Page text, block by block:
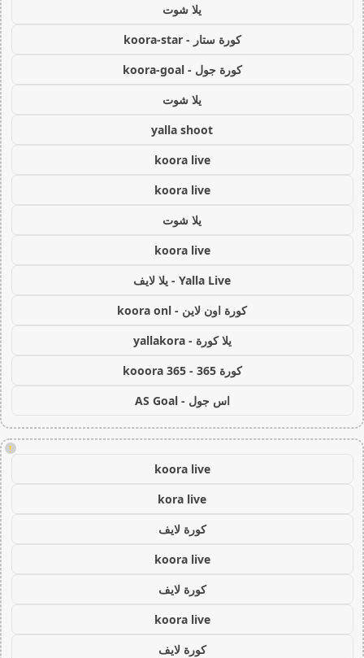
يلا شوت
كورة ستار - koora-star
كورة جول - koora-goal
يلا شوت
yalla shoot
koora live
koora live
يلا شوت
koora live
Yalla Live - يلا لايف
كورة اون لاين - koora onl
يلا كورة - yallakora
كورة 365 - kooora 365
اس جول - AS Goal
!
koora live
kora live
كورة لايف
koora live
كورة لايف
koora live
كورة لايف